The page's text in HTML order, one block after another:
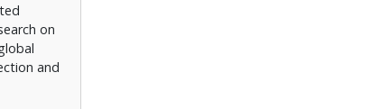
on
and